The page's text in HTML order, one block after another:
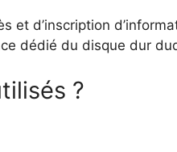
et d’inscription
dédié du disque dur
?